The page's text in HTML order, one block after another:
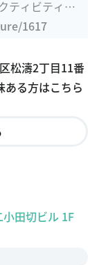
ティビティ体
1617
松濤2丁目11番
る方はこちら
田切ビル 1F